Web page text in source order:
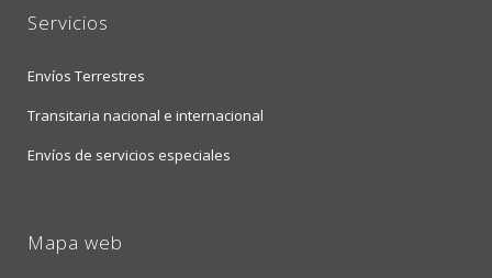
Servicios
Envíos Terrestres
Transitaria nacional e internacional
Envíos de servicios especiales
Mapa web